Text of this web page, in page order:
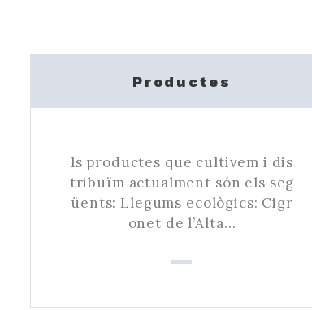
Productes
ls productes que cultivem i dis
tribuïm actualment són els seg
üents: Llegums ecològics: Cigr
onet de l’Alta…